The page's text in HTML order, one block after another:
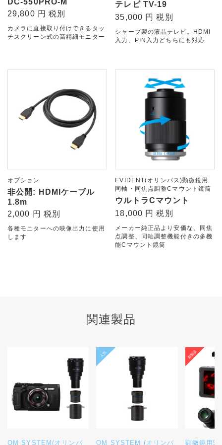
DC-550PRO-M
29,800 円 税別
カメラに直接取り付けできるタッ
チスクリーン式の高精細モニター
テレビ TV-19
35,000 円 税別
シャープ製の液晶テレビ。HDMI
入力、PIN入力どちらにも対応
オプション
非公開: HDMIケーブル
1.8m
2,000 円 税別
各種モニターへの映像出力に使用
します
EVIDENT(オリンパス)顕微鏡用
同軸・同焦点調整Cマウント鏡筒
ウルトラCマウント
18,000 円 税別
メーカー純正品より安価な、同焦
点調整、同軸調整機能付きの多機
能Cマウント鏡筒
関連製品
OM SYSTEM(オリンパ OM SYSTEM (オリンパ 顕微鏡用